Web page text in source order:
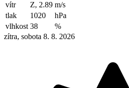
vítr
Z, 2.89 m/s
tlak
1020
hPa
vlhkost 38
%
zítra, sobota 8. 8. 2026